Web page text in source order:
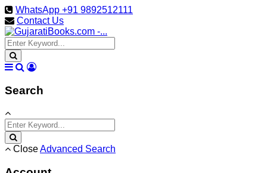
WhatsApp +91 9892512111
Contact Us
Search
CloseAdvanced Search